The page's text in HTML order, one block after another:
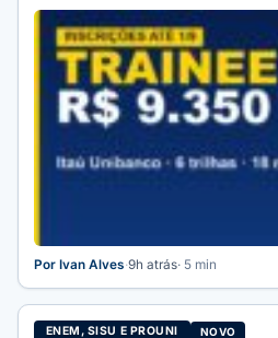
Por Ivan Alves·9h atrás· 5 min
ENEM, SISU E PROUNI NOVO